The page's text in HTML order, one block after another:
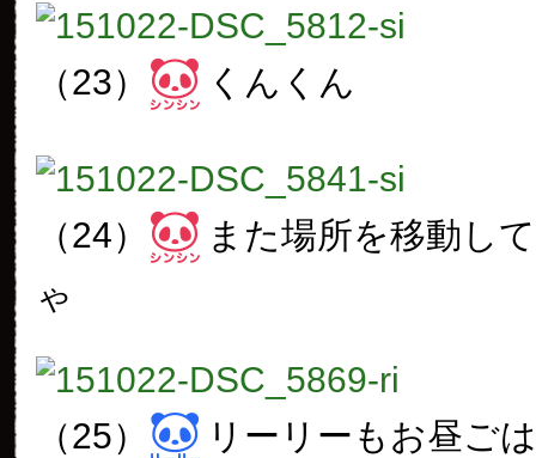
（23） くんくん
（24）
また場所を移動し
ゃ
（25） リーリーもお昼ご